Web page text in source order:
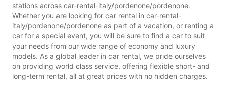
stations across car-rental-italy/pordenone/pordenone.
Whether you are looking for car rental in car-rental-
italy/pordenone/pordenone as part of a vacation, or renting a
car for a special event, you will be sure to find a car to suit
your needs from our wide range of economy and luxury
models. As a global leader in car rental, we pride ourselves
on providing world class service, offering flexible short- and
long-term rental, all at great prices with no hidden charges.